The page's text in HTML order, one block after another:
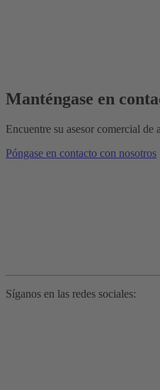
Manténgase en
Encuentre su asesor comercial de
Póngase en contacto con nosotros
Síganos en las redes sociales: